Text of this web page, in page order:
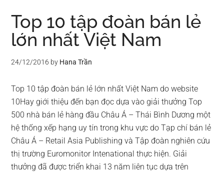
Top 10 tập đoàn bán lẻ
lớn nhất Việt Nam
24/12/2016 by Hana Trần
Top 10 tập đoàn bán lẻ lớn nhất Việt Nam do website
10Hay giới thiệu đến bạn đọc dựa vào giải thưởng Top
500 nhà bán lẻ hàng đầu Châu Á – Thái Bình Dương một
hệ thống xếp hạng uy tín trong khu vực do Tạp chí bán lẻ
Châu Á – Retail Asia Publishing và Tập đoàn nghiên cứu
thị trường Euromonitor Intenational thực hiện. Giải
thưởng đã được triển khai 13 năm liên tục dựa trên